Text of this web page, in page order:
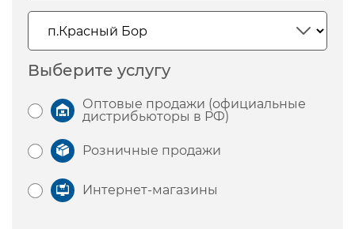
Выберите услугу
Оптовые продажи (официальные
дистрибьюторы в РФ)
Розничные продажи
Интернет-магазины